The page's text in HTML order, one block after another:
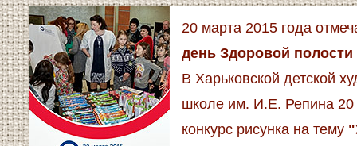
20 марта 2015 года
день Здоровой полости
В Харьковской детской
школе им. И.Е. Репина
конкурс рисунка на тему